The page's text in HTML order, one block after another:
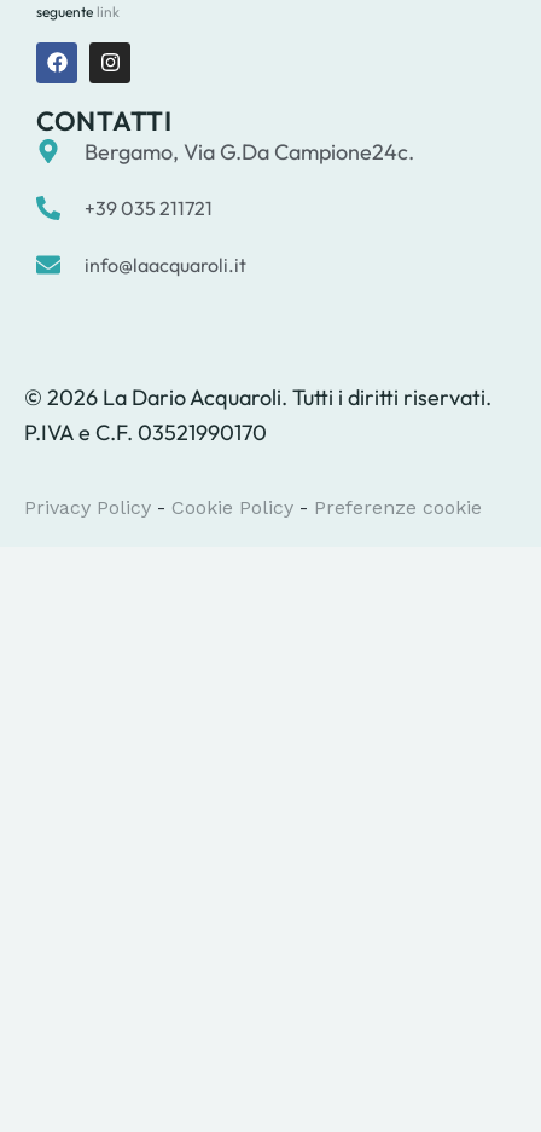
seguente link
CONTATTI
Bergamo, Via G.Da Campione24c.
+39 035 211721
info@laacquaroli.it
© 2026 La Dario Acquaroli. Tutti i diritti riservati.
P.IVA e C.F. 03521990170
Privacy Policy - Cookie Policy - Preferenze cookie